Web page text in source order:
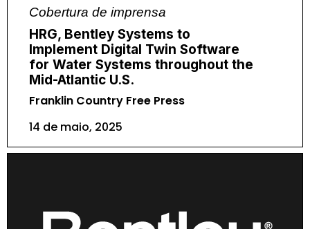
Cobertura de imprensa
HRG, Bentley Systems to
Implement Digital Twin Software
for Water Systems throughout the
Mid-Atlantic U.S.
Franklin Country Free Press
14 de maio, 2025